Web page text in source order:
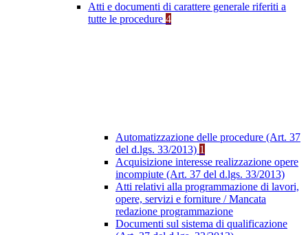
Atti e documenti di carattere generale riferiti a
tutte le procedure 4
Automatizzazione delle procedure (Art. 37
del d.lgs. 33/2013) 1
Acquisizione interesse realizzazione opere
incompiute (Art. 37 del d.lgs. 33/2013)
Atti relativi alla programmazione di lavori,
opere, servizi e forniture / Mancata
redazione programmazione
Documenti sul sistema di qualificazione